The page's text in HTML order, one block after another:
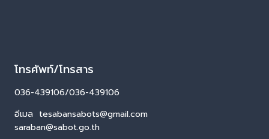
โทรศัพท์/โทรสาร
036-439106/036-439106
อีเมล tesabansabots@gmail.com
saraban@sabot.go.th